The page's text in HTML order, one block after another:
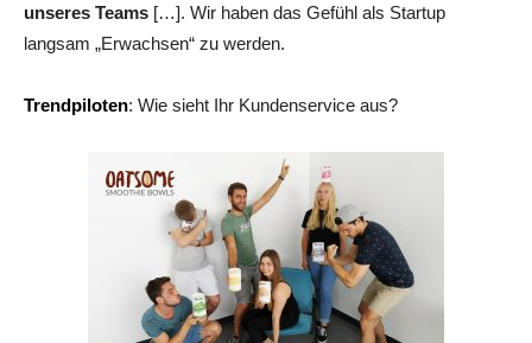
unseres Teams […]. Wir haben das Gefühl als Startup
langsam „Erwachsen“ zu werden.
Trendpiloten: Wie sieht Ihr Kundenservice aus?